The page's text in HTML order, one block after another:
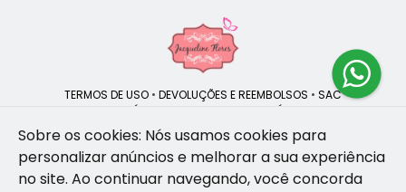
TERMOS DE USO • DEVOLUÇÕES E REEMBOLSOS • SAC
POLÍTICA DE PRIVACIDADE POLÍTICA DE COOKIES
Jacqueline Flores | CNPJ: 47.335.418/0001-13
Sobre os cookies: Nós usamos cookies para
personalizar anúncios e melhorar a sua experiência
no site. Ao continuar navegando, você concorda